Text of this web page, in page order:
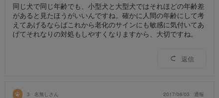
同じ犬で同じ年齢でも、小型犬と大型犬ではそれほどの年齢差
があると見たほうがいいんですね。確かに人間の年齢にして考
えてあげるならばこれから老化のサインにも敏感に気付いてあ
げてそれなりの対処もしやすくなりますから、大切ですね。
返信
3 名無しさん 2017/08/03 通報